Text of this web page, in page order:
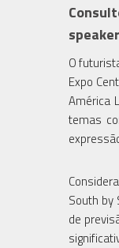
O
Expo
América
temas
South by
de